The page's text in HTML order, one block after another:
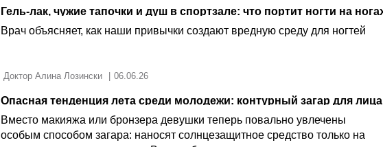
Врач объясняет, как наши привычки создают вредную среду для ногтей
06.06.26
Опасная тенденция лета среди молодежи: контурный загар для лица
Вместо макияжа или бронзера девушки теперь повально увлечены
особым способом загара: наносят солнцезащитное средство только на